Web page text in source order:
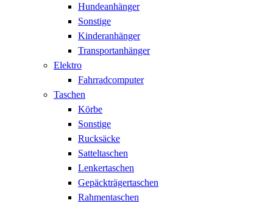
Hundeanhänger
Sonstige
Kinderanhänger
Transportanhänger
Elektro
Fahrradcomputer
Taschen
Körbe
Sonstige
Rucksäcke
Satteltaschen
Lenkertaschen
Gepäckträgertaschen
Rahmentaschen